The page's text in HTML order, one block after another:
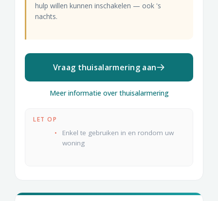
hulp willen kunnen inschakelen — ook 's
nachts.
Vraag thuisalarmering aan
Meer informatie over thuisalarmering
LET OP
Enkel te gebruiken in en rondom uw
woning